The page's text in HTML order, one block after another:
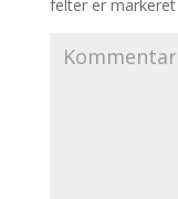
felter er